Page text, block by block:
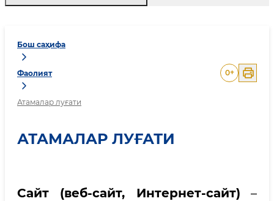
Бош саҳифа
Фаолият
Атамалар луғати
0+
АТАМАЛАР ЛУҒАТИ
Сайт (веб-сайт, Интернет-сайт) –